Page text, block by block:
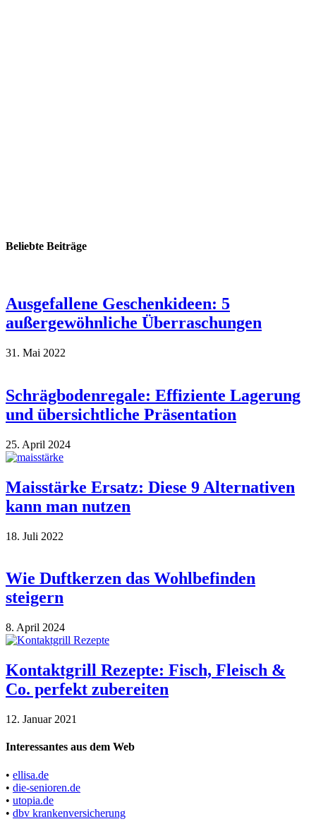
Beliebte Beiträge
Ausgefallene Geschenkideen: 5
außergewöhnliche Überraschungen
31. Mai 2022
Schrägbodenregale: Effiziente Lagerung
und übersichtliche Präsentation
25. April 2024
Maisstärke Ersatz: Diese 9 Alternativen
kann man nutzen
18. Juli 2022
Wie Duftkerzen das Wohlbefinden
steigern
8. April 2024
Kontaktgrill Rezepte: Fisch, Fleisch &
Co. perfekt zubereiten
12. Januar 2021
Interessantes aus dem Web
• ellisa.de
• die-senioren.de
• utopia.de
• dbv krankenversicherung